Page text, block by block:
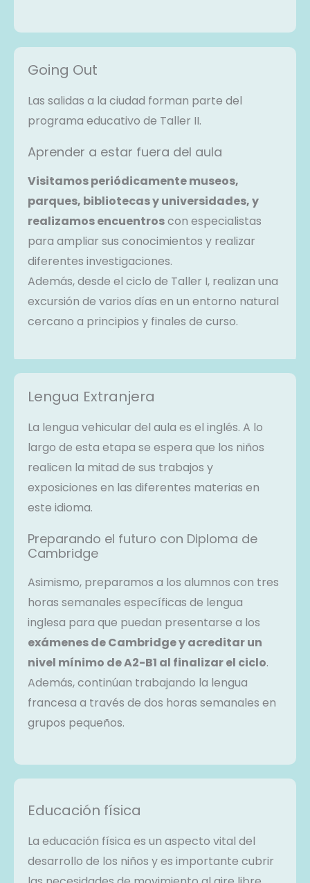
Going Out
Las salidas a la ciudad forman parte del
programa educativo de Taller II.
Aprender a estar fuera del aula
Visitamos periódicamente museos,
parques, bibliotecas y universidades, y
realizamos encuentroscon especialistas
para ampliar sus conocimientos y realizar
diferentes investigaciones.
Además, desde el ciclo de Taller I, realizan una
excursión de varios días en un entorno natural
cercano a principios y finales de curso.
Lengua Extranjera
La lengua vehicular del aula es el inglés. A lo
largo de esta etapa se espera que los niños
realicen la mitad de sus trabajos y
exposiciones en las diferentes materias en
este idioma.
Preparando el futuro con Diploma de
Cambridge
Asimismo, preparamos a los alumnos con tres
horas semanales específicas de lengua
inglesa para que puedan presentarse a los
exámenes de Cambridge y acreditar un
nivel mínimo de A2-B1 al finalizar el ciclo.
Además, continúan trabajando la lengua
francesa a través de dos horas semanales en
grupos pequeños.
Educación física
La educación física es un aspecto vital del
desarrollo de los niños y es importante cubrir